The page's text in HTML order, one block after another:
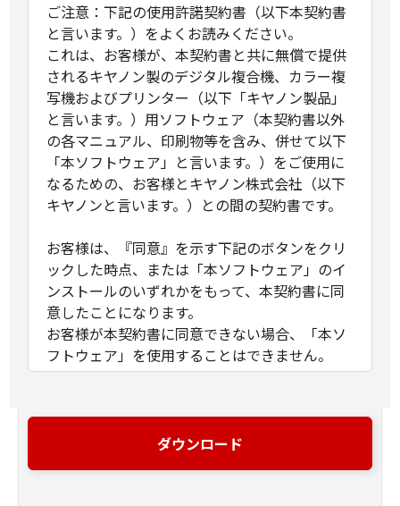
ご注意：下記の使用許諾契約書（以下本契約書
と言います。）をよくお読みください。
これは、お客様が、本契約書と共に無償で提供
されるキヤノン製のデジタル複合機、カラー複
写機およびプリンター（以下「キヤノン製品」
と言います。）用ソフトウェア（本契約書以外
の各マニュアル、印刷物等を含み、併せて以下
「本ソフトウェア」と言います。）をご使用に
なるための、お客様とキヤノン株式会社（以下
キヤノンと言います。）との間の契約書です。
お客様は、『同意』を示す下記のボタンをクリ
ックした時点、または「本ソフトウェア」のイ
ンストールのいずれかをもって、本契約書に同
意したことになります。
お客様が本契約書に同意できない場合、「本ソ
フトウェア」を使用することはできません。
(1) キヤノンは、お客様が「キヤノン製品」を利
用する目的のために、「キヤノン製品」に直接
ダウンロード